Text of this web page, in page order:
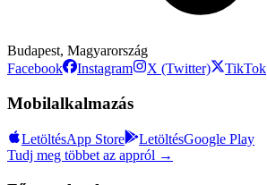
Budapest, Magyarország
Facebook
Instagram X (Twitter) TikTok
Mobilalkalmazás
LetöltésApp Store LetöltésGoogle Play
Tudj meg többet az appról →